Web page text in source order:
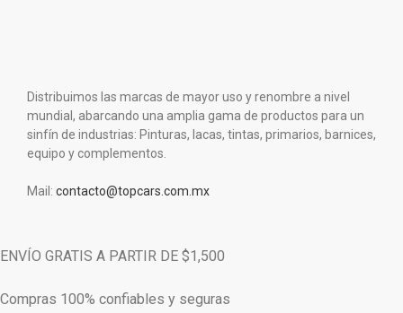
Distribuimos las marcas de mayor uso y renombre a nivel
mundial, abarcando una amplia gama de productos para un
sinfín de industrias: Pinturas, lacas, tintas, primarios, barnices,
equipo y complementos.
Mail: contacto@topcars.com.mx
ENVÍO GRATIS A PARTIR DE $1,500
Compras 100% confiables y seguras